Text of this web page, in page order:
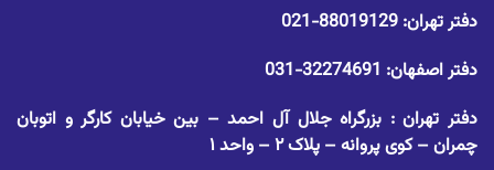
دفتر تهران: 88019129-021
دفتر اصفهان: 32274691-031
دفتر تهران : بزرگراه جلال آل احمد – بین خیابان کارگر و اتوبان
چمران – کوی پروانه – پلاک ۲ – واحد ۱